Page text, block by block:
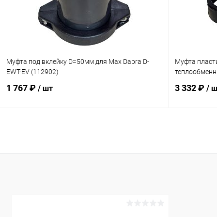
Муфта под вклейку D=50мм для Max Dapra D-
EWT-EV (112902)
1 767 ₽ / шт
В избранное
Муфта
3 332 ₽ /
В